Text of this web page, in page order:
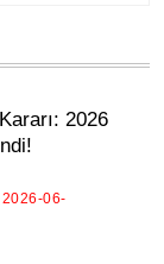
2026